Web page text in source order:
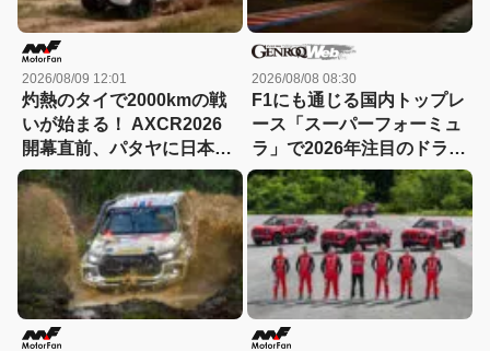
2026/08/09 12:01
灼熱のタイで2000kmの戦
いが始まる！ AXCR2026
開幕直前、パタヤに日本勢
も続々集結【2026.08.08ア
ジアクロスカントリーラリ
ー2026】
2026/08/08 08:30
F1にも通じる国内トップレ
ース「スーパーフォーミュ
ラ」で2026年注目のドライ
バーは？